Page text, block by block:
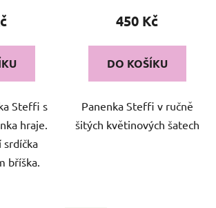
Steffi s
hraje.
srdíčka
bříška.
450 Kč
DO KOŠÍKU
Panenka Steffi v ručně
šitých květinových šatech